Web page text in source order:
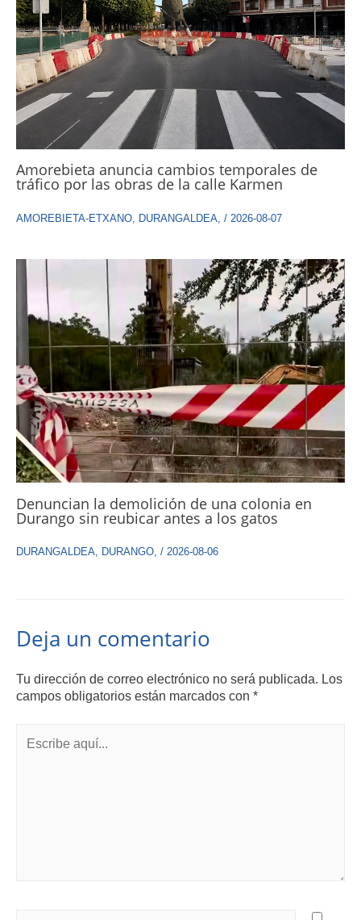
Amorebieta anuncia cambios temporales de
tráfico por las obras de la calle Karmen
AMOREBIETA-ETXANO DURANGALDEA / 2026-08-07
Denuncian la demolición de una colonia en
Durango sin reubicar antes a los gatos
DURANGALDEA, DURANGO, / 2026-08-06
Deja un comentario
Tu dirección de correo electrónico no será publicada. Los
campos obligatorios están marcados con *